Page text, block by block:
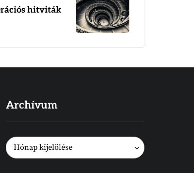
hitviták
Archívum
Archívum
Hónap kijelölése
Archívum